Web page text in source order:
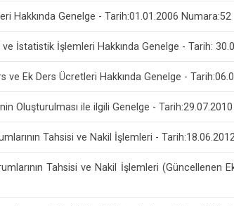
Hakkında Genelge - Tarih:01.01.2006 Numara:52
ve İstatistik İşlemleri Hakkında Genelge - Tarih:
ve Ek Ders Ücretleri Hakkında Genelge -
Oluşturulması ile ilgili Genelge -
Tahsisi ve Nakil İşlemleri -
Tahsisi ve Nakil İşlemleri (Güncellenen